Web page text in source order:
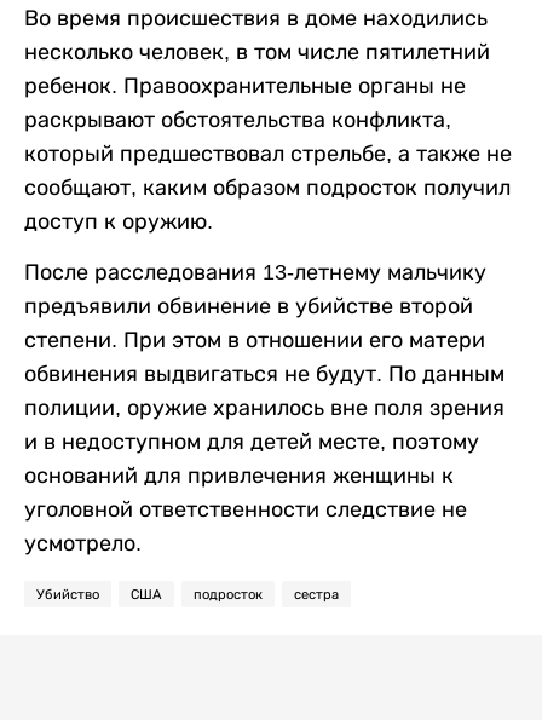
Во время происшествия в доме находились
несколько человек, в том числе пятилетний
ребенок. Правоохранительные органы не
раскрывают обстоятельства конфликта,
который предшествовал стрельбе, а также не
сообщают, каким образом подросток получил
доступ к оружию.
После расследования 13-летнему мальчику
предъявили обвинение в убийстве второй
степени. При этом в отношении его матери
обвинения выдвигаться не будут. По данным
полиции, оружие хранилось вне поля зрения
и в недоступном для детей месте, поэтому
оснований для привлечения женщины к
уголовной ответственности следствие не
усмотрело.
Убийство США подросток сестра